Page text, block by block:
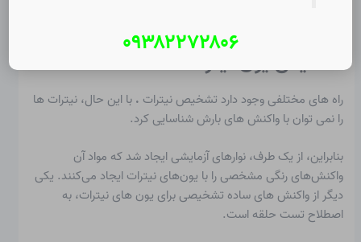
تشخیص یون نیترات
راه های مختلفی وجود دارد تشخیص نیترات . با این حال، نیترات ها
را نمی توان با واکنش های بارش شناسایی کرد.
بنابراین، از یک طرف، نوارهای آزمایشی ایجاد شد که مواد آن
واکنش‌های رنگی مشخصی را با یون‌های نیترات ایجاد می‌کنند. یکی
دیگر از واکنش های ساده تشخیصی برای یون های نیترات، به
اصطلاح تست حلقه است.
۰۹۳۸۲۲۷۲۸۰۶